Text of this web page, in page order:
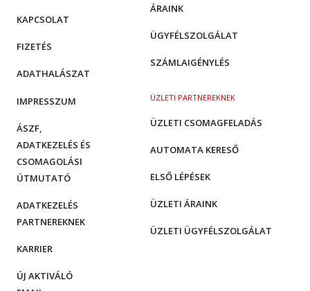
ÁRAINK
ÜGYFÉLSZOLGÁLAT
SZÁMLAIGÉNYLÉS
ÜZLETI PARTNEREKNEK
ÜZLETI CSOMAGFELADÁS
AUTOMATA KERESŐ
ELSŐ LÉPÉSEK
ÜZLETI ÁRAINK
ÜZLETI ÜGYFÉLSZOLGÁLAT
KAPCSOLAT
FIZETÉS
ADATHALÁSZAT
IMPRESSZUM
ÁSZF,
ADATKEZELÉS ÉS
CSOMAGOLÁSI
ÚTMUTATÓ
ADATKEZELÉS
PARTNEREKNEK
KARRIER
ÚJ AKTIVÁLÓ